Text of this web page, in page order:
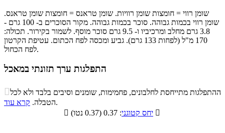
שומן רווי = חומצות שומן רוויות. שומן טראנס = חומצות שומן טראנס.
שומן רווי בכמות גבוהה. סוכר בכמות גבוהה. מקור הסוכרים ב- 100 גרם -
3.8 גרם מחלב ומרכיביו ו- 9.5 גרם סוכר מוסף. לשמור בקירור. תכולה:
170 מ"ל (לפחות 133 גרם). גביע ומכסה לפח הכתום. עטיפת הקרטון
לפח הכחול.
התפלגות ערך תזונתי במאכל
התפלגות ערך תזונתי במאכל
סיבים
תזונתיים
שומנים חלבונים
11.6% 61.4%
ההתפלגות מתייחסת לחלבונים, פחמימות, שומנים וסיבים בלבד ולא לכל
הטבלה. קרא עוד
.

יחס קטוגני 